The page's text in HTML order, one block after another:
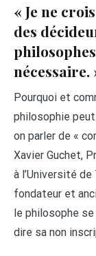
« Je ne
des
nécessaire.
Pourquoi et
philosophie
on parler de «
Xavier Guchet,
à l’Université
fondateur et
le philosophe
dire sa non